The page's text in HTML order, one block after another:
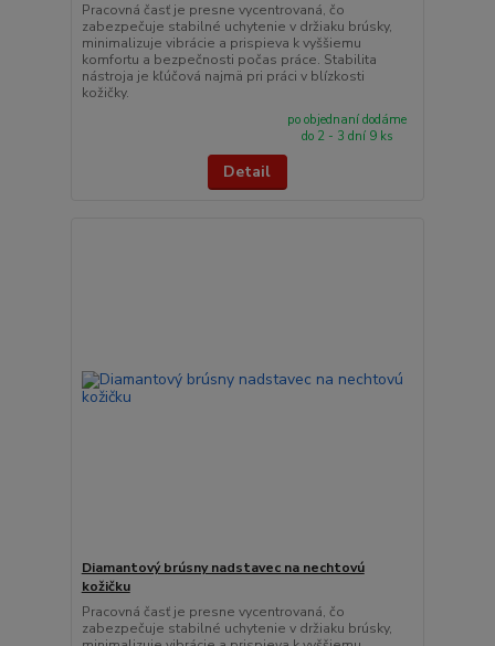
Pracovná časť je presne vycentrovaná, čo
zabezpečuje stabilné uchytenie v držiaku brúsky,
minimalizuje vibrácie a prispieva k vyššiemu
komfortu a bezpečnosti počas práce. Stabilita
nástroja je kľúčová najmä pri práci v blízkosti
kožičky.
po objednaní dodáme
do 2 - 3 dní 9 ks
Detail
Diamantový brúsny nadstavec na nechtovú
kožičku
Pracovná časť je presne vycentrovaná, čo
zabezpečuje stabilné uchytenie v držiaku brúsky,